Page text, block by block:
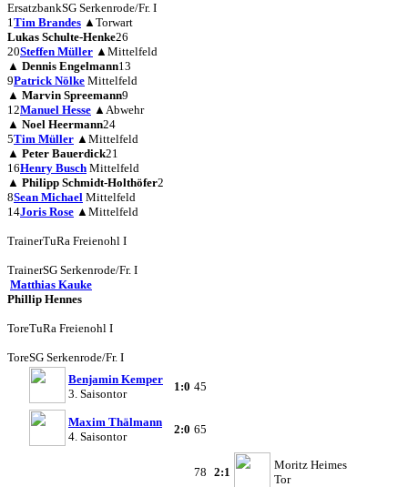
ErsatzbankSG Serkenrode/Fr. I
1Tim Brandes ▲ Torwart
Lukas Schulte-Henke26
20Steffen Müller ▲ Mittelfeld
▲ Dennis Engelmann13
9Patrick Nölke Mittelfeld
▲ Marvin Spreemann9
12Manuel Hesse ▲ Abwehr
▲ Noel Heermann24
5Tim Müller ▲ Mittelfeld
▲ Peter Bauerdick21
16Henry Busch Mittelfeld
▲ Philipp Schmidt-Holthöfer2
8Sean Michael Mittelfeld
14Joris Rose ▲ Mittelfeld
TrainerTuRa Freienohl I
TrainerSG Serkenrode/Fr. I
Matthias Kauke
Phillip Hennes
ToreTuRa Freienohl I
ToreSG Serkenrode/Fr. I
Benjamin Kemper
3. Saisontor
1:0 45
Maxim Thälmann
4. Saisontor
2:0 65
78 2:1
Moritz Heimes
Tor